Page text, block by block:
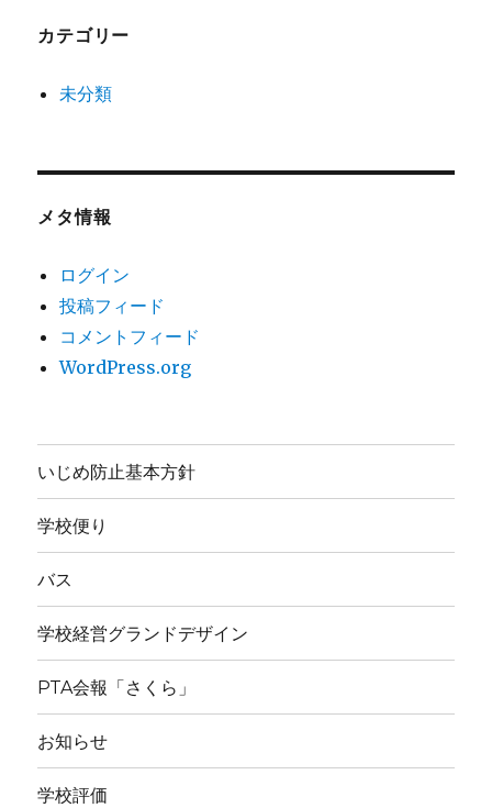
カテゴリー
未分類
メタ情報
ログイン
投稿フィード
コメントフィード
WordPress.org
いじめ防止基本方針
学校便り
バス
学校経営グランドデザイン
PTA会報「さくら」
お知らせ
学校評価